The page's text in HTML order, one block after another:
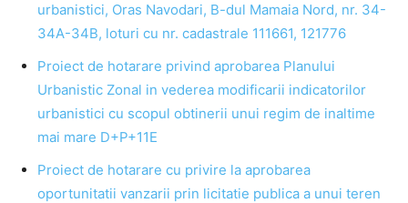
urbanistici, Oras Navodari, B-dul Mamaia Nord, nr. 34-
34A-34B, loturi cu nr. cadastrale 111661, 121776
Proiect de hotarare privind aprobarea Planului
Urbanistic Zonal in vederea modificarii indicatorilor
urbanistici cu scopul obtinerii unui regim de inaltime
mai mare D+P+11E
Proiect de hotarare cu privire la aprobarea
oportunitatii vanzarii prin licitatie publica a unui teren